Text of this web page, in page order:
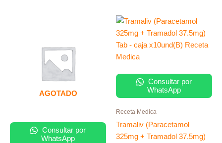
AGOTADO
Consultar por
WhatsApp
Consultar por
WhatsApp
Receta Medica
Tramaliv (Paracetamol
325mg + Tramadol 37.5mg)